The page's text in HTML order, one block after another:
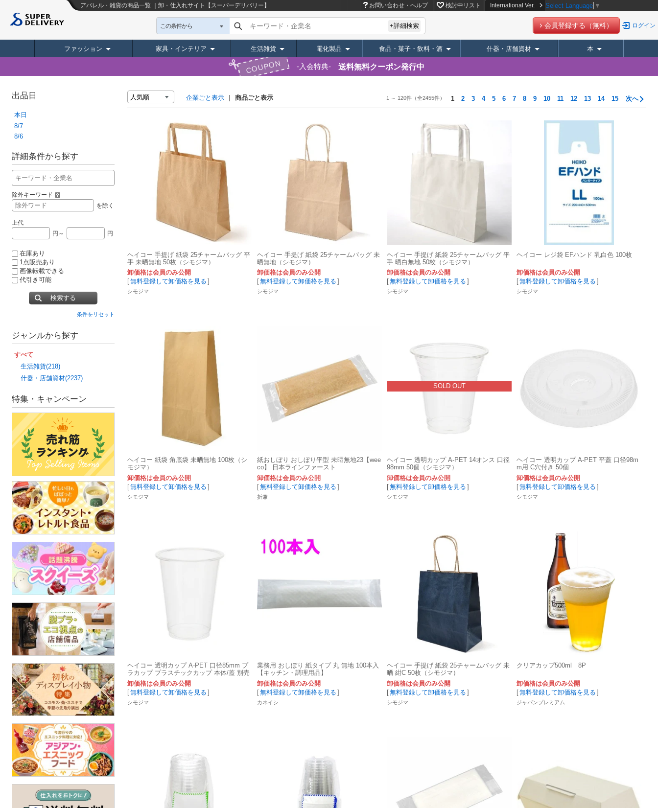
アパレル・雑貨の商品一覧 ｜卸・仕入れサイト【スーパーデリバリー】 お問い合わせ・ヘルプ 検討中リスト International Ver. Select Language ▼
この条件から キーワード・企業名 +詳細検索 会員登録する（無料） ログイン
ファッション 家具・インテリア 生活雑貨 電化製品 食品・菓子・飲料・酒 什器・店舗資材 本
COUPON 入会特典 送料無料クーポン発行中
出品日
本日
8/7
8/6
詳細条件から探す
除外キーワード
を除く
上代
円～
円
在庫あり
1点販売あり
画像転載できる
代引き可能
検索する
条件をリセット
ジャンルから探す
すべて
生活雑貨(218)
什器・店舗資材(2237)
特集・キャンペーン
企業ごと表示 商品ごと表示 1 ～ 120件（全2455件） 1 2 3 4 5 6 7 8 9 10 11 12 13 14 15 次へ
ヘイコー 手提げ 紙袋 25チャームバッグ 平
手 未晒無地 50枚（シモジマ）
卸価格は会員のみ公開
[無料登録して卸価格を見る ]
シモジマ
ヘイコー 手提げ 紙袋 25チャームバッグ 未
晒無地（シモジマ）
卸価格は会員のみ公開
[無料登録して卸価格を見る ]
シモジマ
ヘイコー 手提げ 紙袋 25チャームバッグ 平
手 晒白無地 50枚（シモジマ）
卸価格は会員のみ公開
[無料登録して卸価格を見る ]
シモジマ
ヘイコー レジ袋 EFハンド 乳白色 100枚
卸価格は会員のみ公開
[無料登録して卸価格を見る ]
シモジマ
ヘイコー 紙袋 角底袋 未晒無地 100枚（シ
モジマ）
卸価格は会員のみ公開
[無料登録して卸価格を見る ]
シモジマ
紙おしぼり おしぼり平型 未晒無地23【wee
co】 日本ラインファースト
卸価格は会員のみ公開
[無料登録して卸価格を見る ]
折兼
SOLD OUT
ヘイコー 透明カップ A-PET 14オンス 口径
98mm 50個（シモジマ）
卸価格は会員のみ公開
[無料登録して卸価格を見る ]
シモジマ
ヘイコー 透明カップ A-PET 平蓋 口径98m
m用 C穴付き 50個
卸価格は会員のみ公開
[無料登録して卸価格を見る ]
シモジマ
ヘイコー 透明カップ A-PET 口径85mm プ
ラカップ プラスチックカップ 本体/蓋 別売
50個
卸価格は会員のみ公開
[無料登録して卸価格を見る ]
シモジマ
業務用 おしぼり 紙タイプ 丸 無地 100本入
【キッチン・調理用品】
卸価格は会員のみ公開
[無料登録して卸価格を見る ]
カネイシ
ヘイコー 手提げ 紙袋 25チャームバッグ 未
晒 紺C 50枚（シモジマ）
卸価格は会員のみ公開
[無料登録して卸価格を見る ]
シモジマ
クリアカップ500ml 8P
卸価格は会員のみ公開
[無料登録して卸価格を見る ]
ジャパンプレミアム